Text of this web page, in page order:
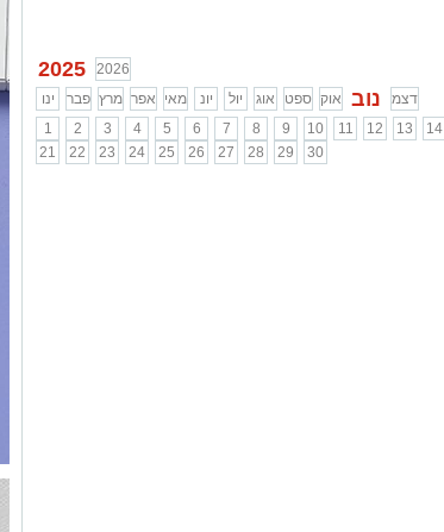
2025
2026
ינו
פבר מרץ אפר מאי יונ יול אוג ספט אוק נוב
דצמ
1
2 3 4 5 6 7 8 9 10 11 12 13 14
21 22 23 24 25 26 27 28 29 30